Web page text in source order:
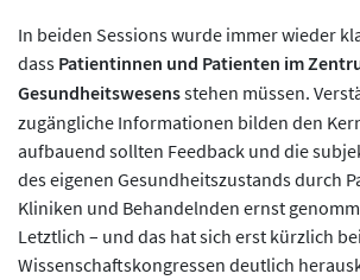
In beiden Sessions wurde immer wieder
dass Patientinnen und Patienten im
Gesundheitswesensstehen müssen.
zugängliche Informationen bilden den
aufbauend sollten Feedback und die
des eigenen Gesundheitszustands durch
Kliniken und Behandelnden ernst
Letztlich – und das hat sich erst kürzlich
Wissenschaftskongressen deutlich